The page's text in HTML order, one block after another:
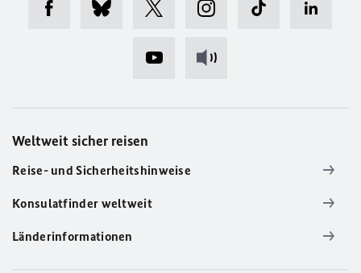
Weltweit sicher reisen
Reise- und Sicherheitshinweise
Konsulatfinder weltweit
Länderinformationen